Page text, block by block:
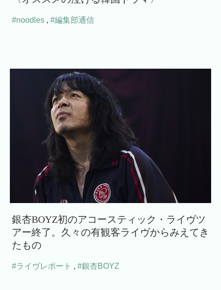
#noodles , #編集部通信
銀杏BOYZ初のアコースティック・ライヴツ
アー終了。久々の有観客ライヴからみえてき
たもの
#ライヴレポート , #銀杏BOYZ